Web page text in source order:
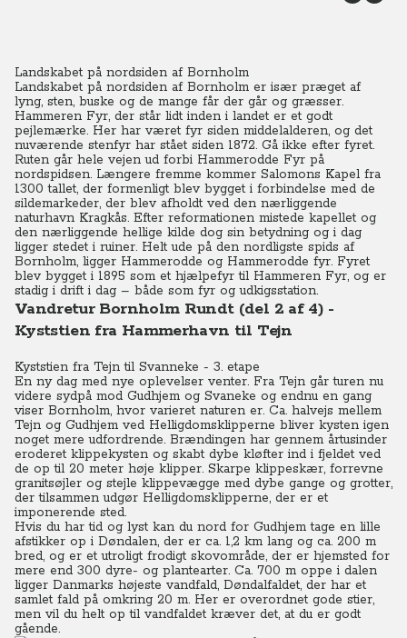
Landskabet på nordsiden af Bornholm
Landskabet på nordsiden af Bornholm er især præget af
lyng, sten, buske og de mange får der går og græsser.
Hammeren Fyr, der står lidt inden i landet er et godt
pejlemærke. Her har været fyr siden middelalderen, og det
nuværende stenfyr har stået siden 1872. Gå ikke efter fyret.
Ruten går hele vejen ud forbi Hammerodde Fyr på
nordspidsen. Længere fremme kommer Salomons Kapel fra
1300 tallet, der formenligt blev bygget i forbindelse med de
sildemarkeder, der blev afholdt ved den nærliggende
naturhavn Kragkås. Efter reformationen mistede kapellet og
den nærliggende hellige kilde dog sin betydning og i dag
ligger stedet i ruiner. Helt ude på den nordligste spids af
Bornholm, ligger Hammerodde og Hammerodde fyr. Fyret
blev bygget i 1895 som et hjælpefyr til Hammeren Fyr, og er
stadig i drift i dag – både som fyr og udkigsstation.
Vandretur Bornholm Rundt (del 2 af 4) -
Kyststien fra Hammerhavn til Tejn
Kyststien fra Tejn til Svanneke - 3. etape
En ny dag med nye oplevelser venter. Fra Tejn går turen nu
videre sydpå mod Gudhjem og Svaneke og endnu en gang
viser Bornholm, hvor varieret naturen er. Ca. halvejs mellem
Tejn og Gudhjem ved Helligdomsklipperne bliver kysten igen
noget mere udfordrende. Brændingen har gennem årtusinder
eroderet klippekysten og skabt dybe kløfter ind i fjeldet ved
de op til 20 meter høje klipper. Skarpe klippeskær, forrevne
granitsøjler og stejle klippevægge med dybe gange og grotter,
der tilsammen udgør Helligdomsklipperne, der er et
imponerende sted.
Hvis du har tid og lyst kan du nord for Gudhjem tage en lille
afstikker op i Døndalen, der er ca. 1,2 km lang og ca. 200 m
bred, og er et utroligt frodigt skovområde, der er hjemsted for
mere end 300 dyre- og plantearter. Ca. 700 m oppe i dalen
ligger Danmarks højeste vandfald, Døndalfaldet, der har et
samlet fald på omkring 20 m. Her er overordnet gode stier,
men vil du helt op til vandfaldet kræver det, at du er godt
gående.